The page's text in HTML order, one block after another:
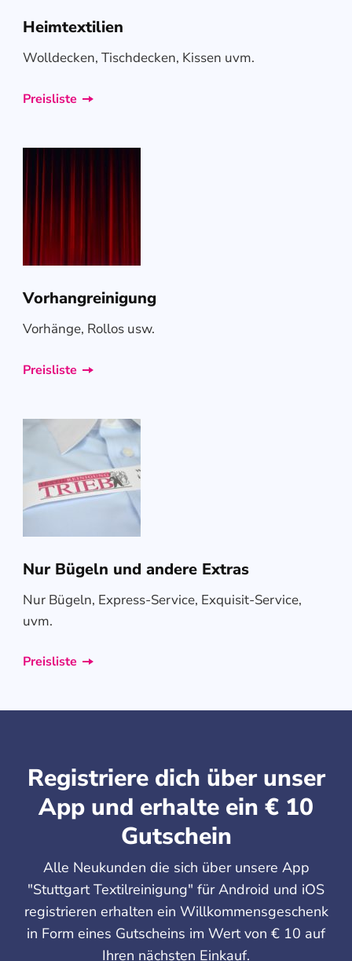
Heimtextilien
Wolldecken, Tischdecken, Kissen uvm.
Preisliste
Vorhangreinigung
Vorhänge, Rollos usw.
Preisliste
Nur Bügeln und andere Extras
Nur Bügeln, Express-Service, Exquisit-Service,
uvm.
Preisliste
Registriere dich über unser
App und erhalte ein € 10
Gutschein
Alle Neukunden die sich über unsere App
"Stuttgart Textilreinigung" für Android und iOS
registrieren erhalten ein Willkommensgeschenk
in Form eines Gutscheins im Wert von € 10 auf
Ihren nächsten Einkauf.